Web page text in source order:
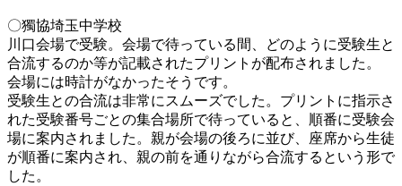
〇獨協埼玉中学校
川口会場で受験。会場で待っている間、どのように受験生と
合流するのか等が記載されたプリントが配布されました。
会場には時計がなかったそうです。
受験生との合流は非常にスムーズでした。プリントに指示さ
れた受験番号ごとの集合場所で待っていると、順番に受験会
場に案内されました。親が会場の後ろに並び、座席から生徒
が順番に案内され、親の前を通りながら合流するという形で
した。